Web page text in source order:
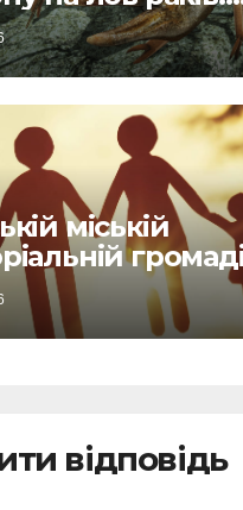
та деталі
міській
п’яту
відповідь